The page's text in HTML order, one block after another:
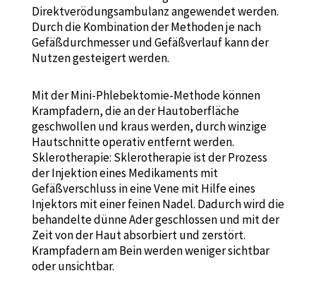
Direktverödungsambulanz angewendet werden.
Durch die Kombination der Methoden je nach
Gefäßdurchmesser und Gefäßverlauf kann der
Nutzen gesteigert werden.
Mit der Mini-Phlebektomie-Methode können
Krampfadern, die an der Hautoberfläche
geschwollen und kraus werden, durch winzige
Hautschnitte operativ entfernt werden.
Sklerotherapie: Sklerotherapie ist der Prozess
der Injektion eines Medikaments mit
Gefäßverschluss in eine Vene mit Hilfe eines
Injektors mit einer feinen Nadel. Dadurch wird die
behandelte dünne Ader geschlossen und mit der
Zeit von der Haut absorbiert und zerstört.
Krampfadern am Bein werden weniger sichtbar
oder unsichtbar.